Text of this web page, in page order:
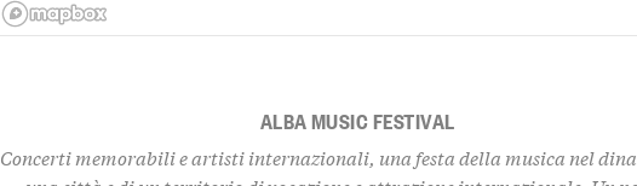
ALBA MUSIC FESTIVAL
Concerti memorabili e artisti internazionali, una festa della musica nel